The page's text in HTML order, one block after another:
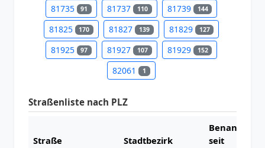
81735 91 81737 110 81739 144
81825 170 81827 139 81829 127
81925 97 81927 107 81929 152
82061 1
Straßenliste nach PLZ
Straße Stadtbezirk
Benannt
seit